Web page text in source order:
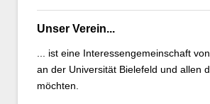
Unser Verein...
... ist eine Interessengemeinschaft
an der Universität Bielefeld und allen
möchten.